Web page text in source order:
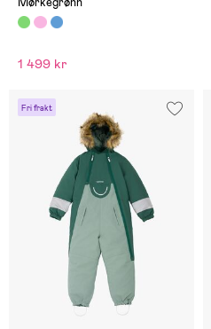
1 499 kr
Fri frakt